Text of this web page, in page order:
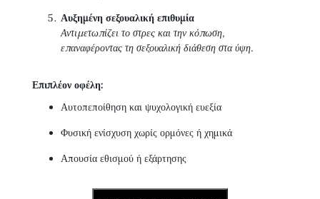
Αυξημένη σεξουαλική επιθυμία
Αντιμετωπίζει το στρες και την κόπωση,
επαναφέροντας τη σεξουαλική διάθεση στα ύψη.
Επιπλέον οφέλη:
Αυτοπεποίθηση και ψυχολογική ευεξία
Φυσική ενίσχυση χωρίς ορμόνες ή χημικά
Απουσία εθισμού ή εξάρτησης